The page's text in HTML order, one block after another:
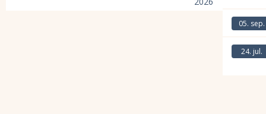
Læs mere om Rubjerg Knudeløbet 2026 og se tilmelding,
05. sep.
24. jul.